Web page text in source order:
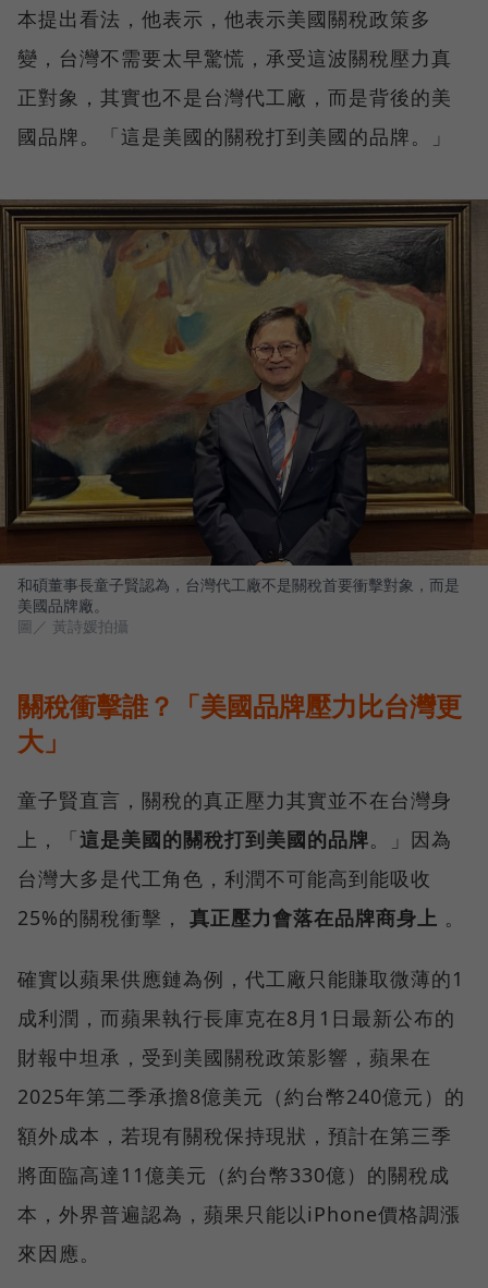
本提出看法，他表示，他表示美國關稅政策多
變，台灣不需要太早驚慌，承受這波關稅壓力真
正對象，其實也不是台灣代工廠，而是背後的美
國品牌。「這是美國的關稅打到美國的品牌。」
和碩董事長童子賢認為，台灣代工廠不是關稅首要衝擊對象，而是
美國品牌廠。
圖／ 黃詩媛拍攝
關稅衝擊誰？「美國品牌壓力比台灣更
大」
童子賢直言，關稅的真正壓力其實並不在台灣身
上，「這是美國的關稅打到美國的品牌。」因為
台灣大多是代工角色，利潤不可能高到能吸收
25%的關稅衝擊， 真正壓力會落在品牌商身上 。
確實以蘋果供應鏈為例，代工廠只能賺取微薄的1
成利潤，而蘋果執行長庫克在8月1日最新公布的
財報中坦承，受到美國關稅政策影響，蘋果在
2025年第二季承擔8億美元（約台幣240億元）的
額外成本，若現有關稅保持現狀，預計在第三季
將面臨高達11億美元（約台幣330億）的關稅成
本，外界普遍認為，蘋果只能以iPhone價格調漲
來因應。